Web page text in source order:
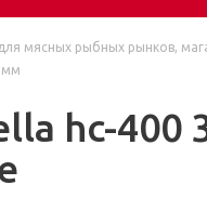
мясных рыбных рынков,
мм
hc-400